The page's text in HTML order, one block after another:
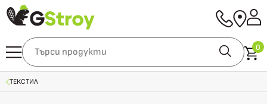
0
ТЕКСТИЛ